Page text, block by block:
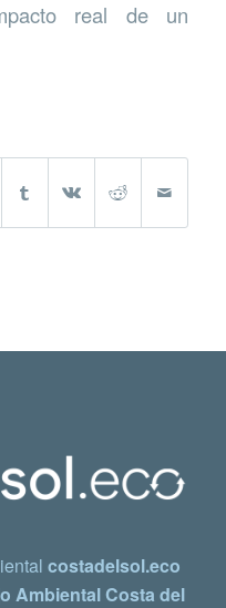
real de un
costadelsol.eco
Ambiental Costa del